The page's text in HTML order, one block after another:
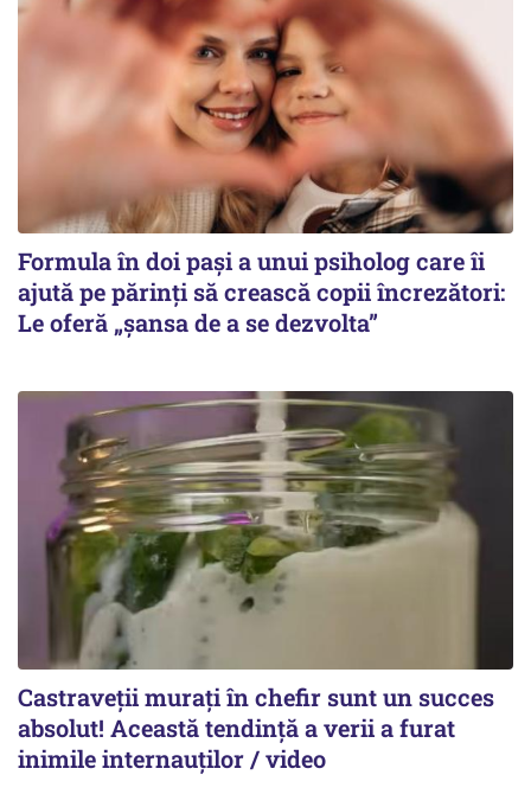
Formula în doi pași a unui psiholog care îi
ajută pe părinți să crească copii încrezători:
Le oferă „șansa de a se dezvolta”
Castraveții murați în chefir sunt un succes
absolut! Această tendință a verii a furat
inimile internauților / video